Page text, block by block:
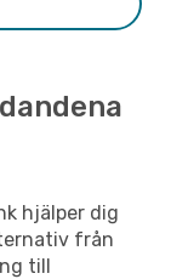
hjälper dig
från
till